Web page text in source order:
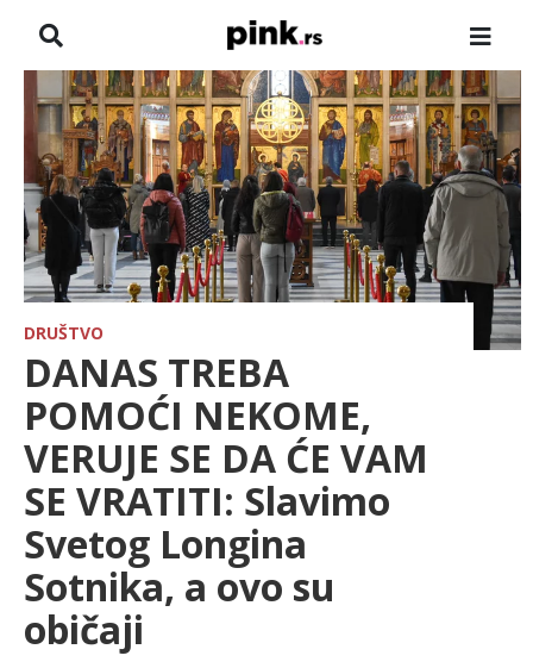
NASLOVNA
VESTI
ZADRUGA
SHOWBIZ
HRONIKA
FARMERI
TV
SPORT
LIFESTYLE
EXTRA
DRUŠTVO
DANAS TREBA
POMOĆI NEKOME,
VERUJE SE DA ĆE VAM
SE VRATITI: Slavimo
Svetog Longina
Sotnika, a ovo su
običaji